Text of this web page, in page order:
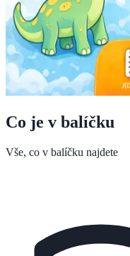
Co je v balíčku
Vše, co v balíčku najdete